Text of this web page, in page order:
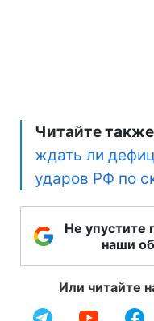
Читайте
ждать ли
ударов РФ по
Не упустите
наши
Или читайте